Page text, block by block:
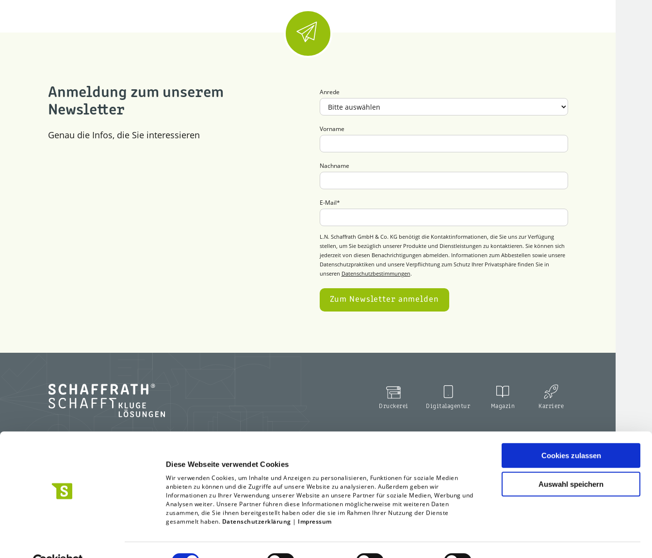
Diese Webseite verwendet Cookies
Wir verwenden Cookies, um Inhalte und Anzeigen zu personalisieren, Funktionen für soziale Medien
anbieten zu können und die Zugriffe auf unsere Website zu analysieren. Außerdem geben wir
Informationen zu Ihrer Verwendung unserer Website an unsere Partner für soziale Medien, Werbung und
Analysen weiter. Unsere Partner führen diese Informationen möglicherweise mit weiteren Daten
zusammen, die Sie ihnen bereitgestellt haben oder die sie im Rahmen Ihrer Nutzung der Dienste
gesammelt haben. Datenschutzerklärung | Impressum
Einwilligungsauswahl
Cookies zulassen
Auswahl speichern
Anmeldung zum unserem
Newsletter
Genau die Infos, die Sie interessieren
Anrede
Vorname
Nachname
E-Mail*
L.N. Schaffrath GmbH & Co. KG benötigt die Kontaktinformationen, die Sie uns zur Verfügung
stellen, um Sie bezüglich unserer Produkte und Dienstleistungen zu kontaktieren. Sie können sich
jederzeit von diesen Benachrichtigungen abmelden. Informationen zum Abbestellen sowie unsere
Datenschutzpraktiken und unsere Verpflichtung zum Schutz Ihrer Privatsphäre finden Sie in
unseren Datenschutzbestimmungen.
Druckerei Digitalagentur Magazin Karriere
Standort Geldern
Marktweg 42-50